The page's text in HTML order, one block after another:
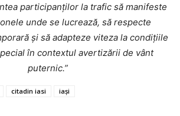
participanților la trafic să manifeste
unde se lucrează, să respecte
și să adapteze viteza la condițiile
în contextul avertizării de vânt
puternic.”
citadin iasi iași